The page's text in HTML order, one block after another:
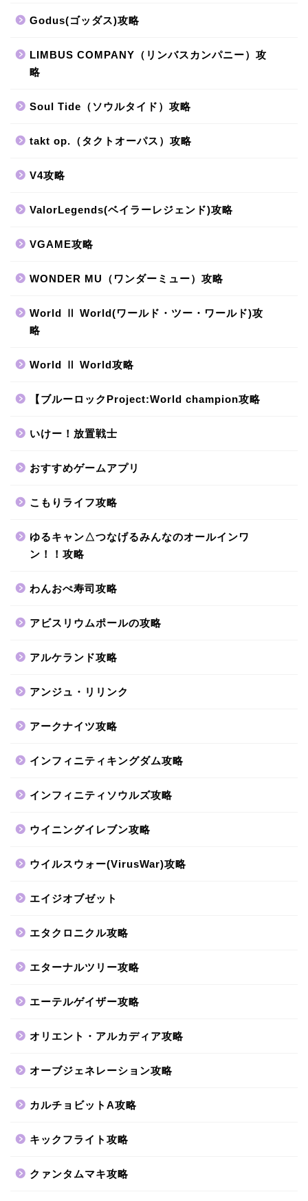
Godus(ゴッダス)攻略
LIMBUS COMPANY（リンバスカンパニー）攻
略
Soul Tide（ソウルタイド）攻略
takt op.（タクトオーパス）攻略
V4攻略
ValorLegends(ベイラーレジェンド)攻略
VGAME攻略
WONDER MU（ワンダーミュー）攻略
World Ⅱ World(ワールド・ツー・ワールド)攻
略
World Ⅱ World攻略
【ブルーロックProject:World champion攻略
いけー！放置戦士
おすすめゲームアプリ
こもりライフ攻略
ゆるキャン△つなげるみんなのオールインワ
ン！！攻略
わんおぺ寿司攻略
アビスリウムポールの攻略
アルケランド攻略
アンジュ・リリンク
アークナイツ攻略
インフィニティキングダム攻略
インフィニティソウルズ攻略
ウイニングイレブン攻略
ウイルスウォー(VirusWar)攻略
エイジオブゼット
エタクロニクル攻略
エターナルツリー攻略
エーテルゲイザー攻略
オリエント・アルカディア攻略
オーブジェネレーション攻略
カルチョビットA攻略
キックフライト攻略
クァンタムマキ攻略